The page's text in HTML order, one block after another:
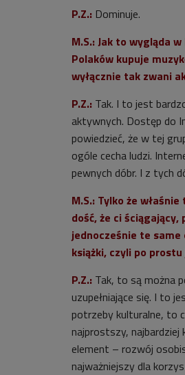
P.Z.: Dominuje.
M.S.: Jak to wygląda
Polaków kupuje
wyłącznie tak zwani
P.Z.: Tak. I to jest
aktywnych. Dostęp do
powiedzieć, że w tej
ogóle cecha ludzi.
pewnych dóbr. I z tych
M.S.: Tylko że
dość, że ci
jednocześnie te same
książki, czyli po
P.Z.: Tak, to są można
uzupełniające się. I to
potrzeby kulturalne, to
najprostszy, najbardziej
element – rozwój
najważniejszy dla